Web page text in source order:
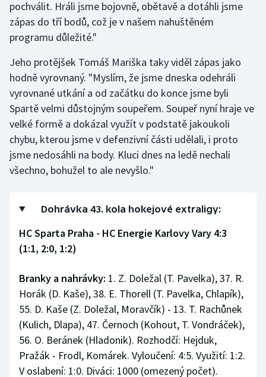
pochválit. Hráli jsme bojovně, obětavě a dotáhli jsme
zápas do tří bodů, což je v našem nahuštěném
programu důležité."
Jeho protějšek Tomáš Mariška taky viděl zápas jako
hodně vyrovnaný. "Myslím, že jsme dneska odehráli
vyrovnané utkání a od začátku do konce jsme byli
Spartě velmi důstojným soupeřem. Soupeř nyní hraje ve
velké formě a dokázal využít v podstatě jakoukoli
chybu, kterou jsme v defenzivní části udělali, i proto
jsme nedosáhli na body. Kluci dnes na ledě nechali
všechno, bohužel to ale nevyšlo."
Dohrávka 43. kola hokejové extraligy:
HC Sparta Praha - HC Energie Karlovy Vary 4:3
(1:1, 2:0, 1:2)
Branky a nahrávky: 1. Z. Doležal (T. Pavelka), 37. R.
Horák (D. Kaše), 38. E. Thorell (T. Pavelka, Chlapík),
55. D. Kaše (Z. Doležal, Moravčík) - 13. T. Rachůnek
(Kulich, Dlapa), 47. Černoch (Kohout, T. Vondráček),
56. O. Beránek (Hladonik). Rozhodčí: Hejduk,
Pražák - Frodl, Komárek. Vyloučení: 4:5. Využití: 1:2.
V oslabení: 1:0. Diváci: 1000 (omezený počet).